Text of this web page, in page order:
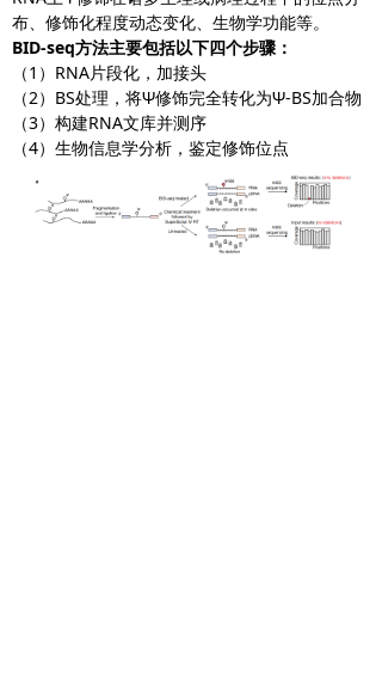
布、修饰化程度动态变化、生物学功能等。
BID-seq方法主要包括以下四个步骤：
（1）RNA片段化，加接头
（2）BS处理，将Ψ修饰完全转化为Ψ-BS加合物
（3）构建RNA文库并测序
（4）生物信息学分析，鉴定修饰位点